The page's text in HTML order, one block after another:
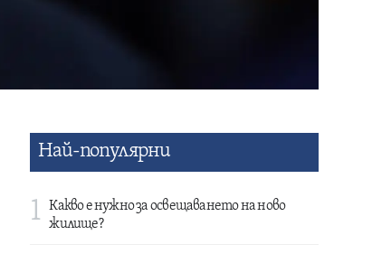
Най-популярни
1
Какво е нужно за освещаването на ново
жилище?